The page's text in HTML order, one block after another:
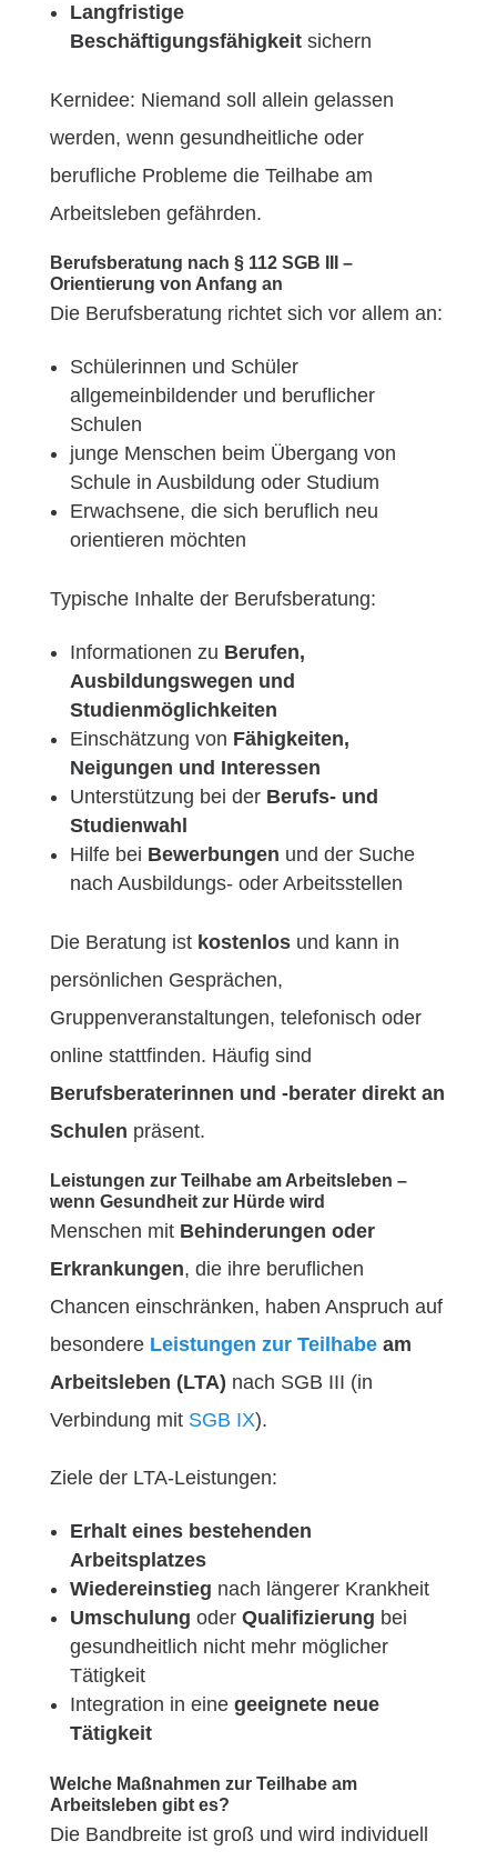
Langfristige
Beschäftigungsfähigkeitsichern
Kernidee: Niemand soll allein gelassen
werden, wenn gesundheitliche oder
berufliche Probleme die Teilhabe am
Arbeitsleben gefährden.
Berufsberatung nach § 112 SGB III –
Orientierung von Anfang an
Die Berufsberatung richtet sich vor allem an:
Schülerinnen und Schüler
allgemeinbildender und beruflicher
Schulen
junge Menschen beim Übergang von
Schule in Ausbildung oder Studium
Erwachsene, die sich beruflich neu
orientieren möchten
Typische Inhalte der Berufsberatung:
Informationen zu Berufen,
Ausbildungswegen und
Studienmöglichkeiten
Einschätzung von Fähigkeiten,
Neigungen und Interessen
Unterstützung bei der Berufs- und
Studienwahl
Hilfe bei Bewerbungen und der Suche
nach Ausbildungs- oder Arbeitsstellen
Die Beratung ist kostenlosund kann in
persönlichen Gesprächen,
Gruppenveranstaltungen, telefonisch oder
online stattfinden. Häufig sind
Berufsberaterinnen und -berater direkt an
Schulen präsent.
Leistungen zur Teilhabe am Arbeitsleben –
wenn Gesundheit zur Hürde wird
Menschen mit Behinderungen oder
Erkrankungen, die ihre beruflichen
Chancen einschränken, haben Anspruch auf
besondere Leistungen zur Teilhabeam
Arbeitsleben (LTA) nach SGB III (in
Verbindung mit SGB IX).
Ziele der LTA-Leistungen:
Erhalt eines bestehenden
Arbeitsplatzes
Wiedereinstieg nach längerer Krankheit
Umschulung oder Qualifizierung bei
gesundheitlich nicht mehr möglicher
Tätigkeit
Integration in eine geeignete neue
Tätigkeit
Welche Maßnahmen zur Teilhabe am
Arbeitsleben gibt es?
Die Bandbreite ist groß und wird individuell